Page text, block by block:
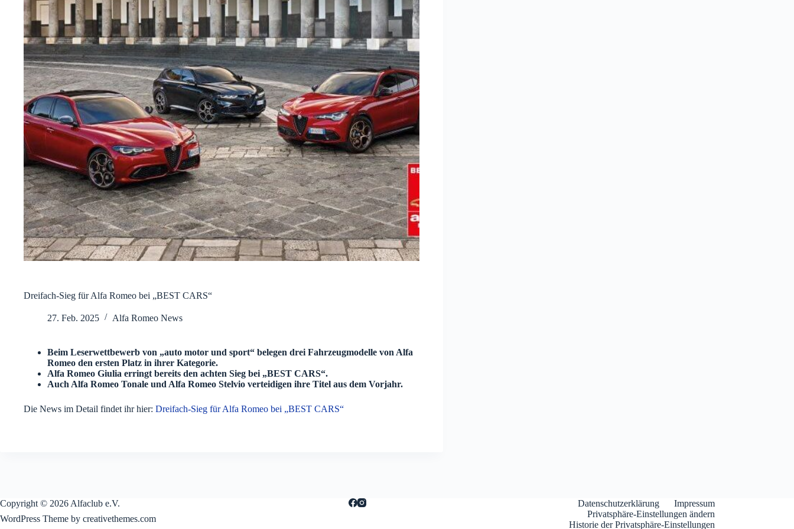
Dreifach-Sieg für Alfa Romeo bei „BEST CARS“
27. Feb. 2025 Alfa Romeo News
Beim Leserwettbewerb von „auto motor und sport“ belegen drei Fahrzeugmodelle von Alfa
Romeo den ersten Platz in ihrer Kategorie.
Alfa Romeo Giulia erringt bereits den achten Sieg bei „BEST CARS“.
Auch Alfa Romeo Tonale und Alfa Romeo Stelvio verteidigen ihre Titel aus dem Vorjahr.
Die News im Detail findet ihr hier: Dreifach-Sieg für Alfa Romeo bei „BEST CARS“
Copyright © 2026 Alfaclub e.V.
WordPress Theme by creativethemes.com
Datenschutzerklärung
Impressum
Privatsphäre-Einstellungen ändern
Historie der Privatsphäre-Einstellungen